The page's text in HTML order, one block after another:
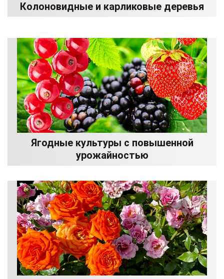
Колоновидные и карликовые деревья
Ягодные культуры с повышенной
урожайностью